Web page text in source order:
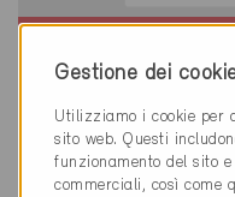
Definitivo
Nassenwil 8155
Nuova costruzione,
ZH-069-A
Gestione dei
Utilizziamo i cookie per
sito web. Questi
funzionamento del sito
commerciali, così come